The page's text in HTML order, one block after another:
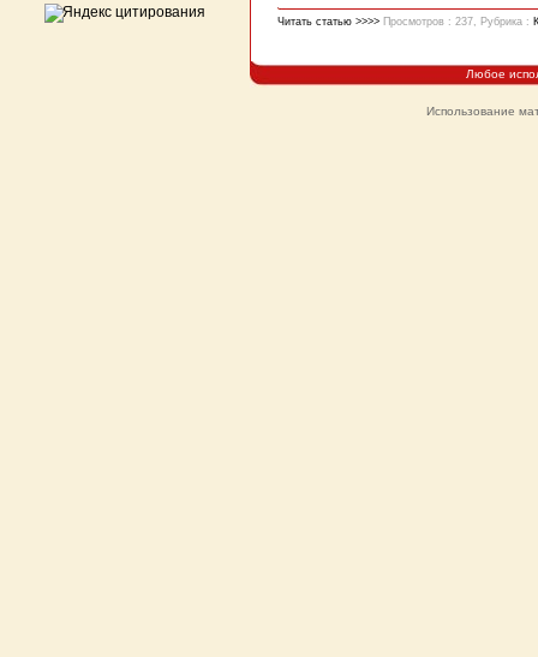
Читать статью >>>> Просмотров : 237, Рубрика :
Любое
Использование